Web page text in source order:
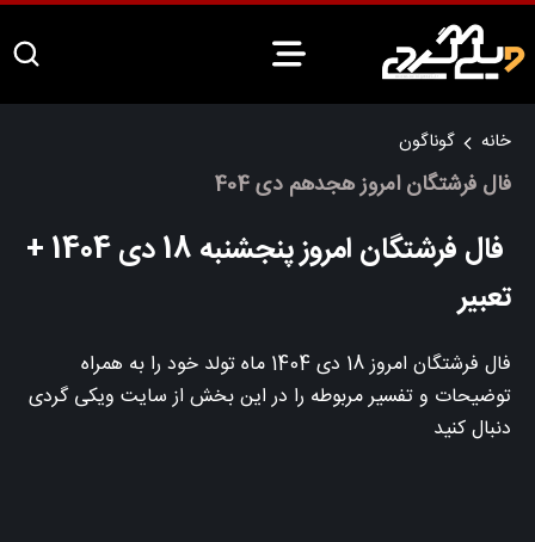
خانه گوناگون
فال فرشتگان امروز هجدهم دی 404
فال فرشتگان امروز پنجشنبه 18 دی 1404 +
تعبیر
فال فرشتگان امروز 18 دی 1404 ماه تولد خود را به همراه
توضیحات و تفسیر مربوطه را در این بخش از سایت ویکی گردی
دنبال کنید